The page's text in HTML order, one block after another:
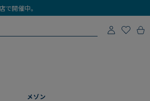
開催中。
メゾン